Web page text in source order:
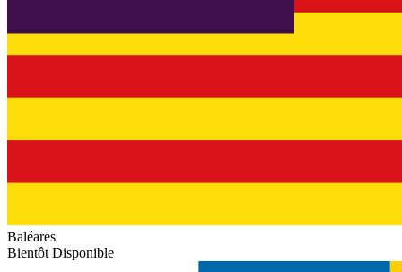
Baléares
Bientôt Disponible